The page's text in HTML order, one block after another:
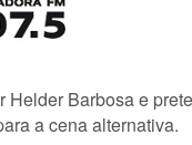
Barbosa e
a cena alternativa.